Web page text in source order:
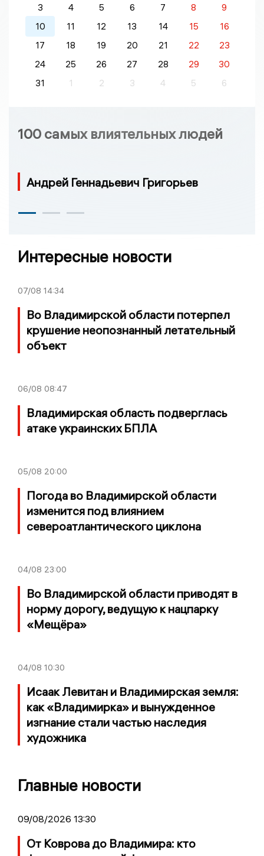
3
4 5 6 7 8
9
10
11 12 13 14 15
16
17
18 19 20 21 22
23
24
25 26 27 28 29
30
31
1 2 3 4 5 6
100 самых влиятельных людей
Андрей Геннадьевич Григорьев
Интересные новости
07/08 14:34
Во Владимирской области потерпел
крушение неопознанный летательный
объект
06/08 08:47
Владимирская область подверглась
атаке украинских БПЛА
05/08 20:00
Погода во Владимирской области
изменится под влиянием
североатлантического циклона
04/08 23:00
Во Владимирской области приводят в
норму дорогу, ведущую к нацпарку
«Мещёра»
04/08 10:30
Исаак Левитан и Владимирская земля:
как «Владимирка» и вынужденное
изгнание стали частью наследия
художника
Главные новости
09/08/2026 13:30
От Коврова до Владимира: кто